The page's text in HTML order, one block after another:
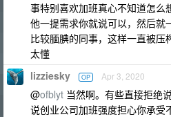
事特别喜欢加班真心不知道怎么
他一提需求你就说可以，然后就
比较腼腆的同事，这样一直被
太懂
lizziesky OP Apr 3, 2020
@ofblyt 当然啊。有些直接拒绝
说创业公司加班强度担心你承受